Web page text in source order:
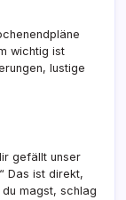
wichtig ist
lustige
gefällt unser
Das ist direkt,
magst, schlag